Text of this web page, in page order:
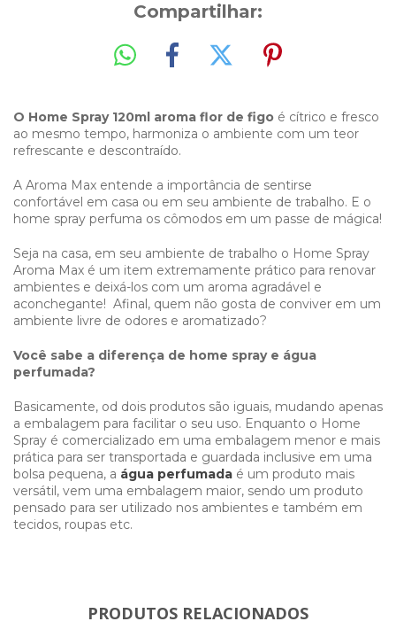
Compartilhar:
O Home Spray 120ml aroma flor de figo é cítrico e fresco
ao mesmo tempo, harmoniza o ambiente com um teor
refrescante e descontraído.
A Aroma Max entende a importância de sentirse
confortável em casa ou em seu ambiente de trabalho. E o
home spray perfuma os cômodos em um passe de mágica!
Seja na casa, em seu ambiente de trabalho o Home Spray
Aroma Max é um item extremamente prático para renovar
ambientes e deixá-los com um aroma agradável e
aconchegante! Afinal, quem não gosta de conviver em um
ambiente livre de odores e aromatizado?
Você sabe a diferença de home spray e água
perfumada?
Basicamente, od dois produtos são iguais, mudando apenas
a embalagem para facilitar o seu uso. Enquanto o Home
Spray é comercializado em uma embalagem menor e mais
prática para ser transportada e guardada inclusive em uma
bolsa pequena, a água perfumada é um produto mais
versátil, vem uma embalagem maior, sendo um produto
pensado para ser utilizado nos ambientes e também em
tecidos, roupas etc.
PRODUTOS RELACIONADOS